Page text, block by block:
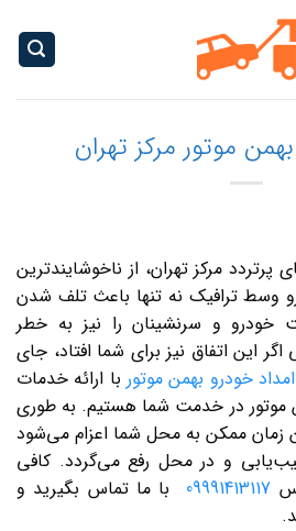
موتور مرکز تهران
مرکز تهران، از ناخوشایندترین
وسط ترافیک نه تنها باعث تلف شدن
خودرو و سرنشینان را نیز به خطر
این اتفاق نیز برای شما افتاد، جای
امداد خودرو بهمن موتوربا ارائه خدمات
موتور در خدمت شما هستیم. به طوری
زمان ممکن به محل شما اعزام می‌شود
و در محل رفع می‌گردد. کافی
09991413117 با ما تماس بگیرید و